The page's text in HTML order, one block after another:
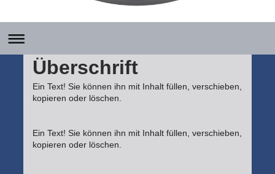
Überschrift
Ein Text! Sie können ihn mit Inhalt füllen, verschieben,
kopieren oder löschen.
Ein Text! Sie können ihn mit Inhalt füllen, verschieben,
kopieren oder löschen.